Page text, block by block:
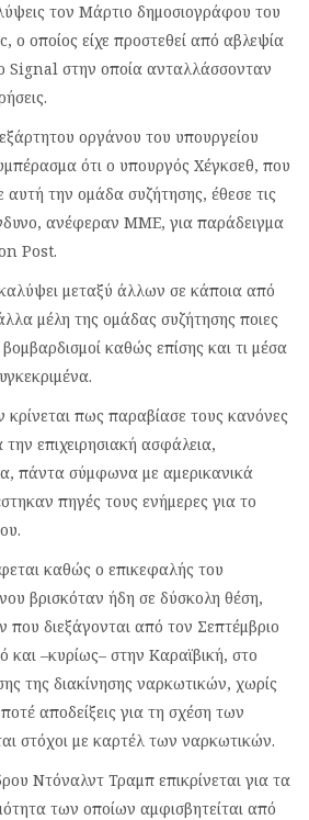
τον Μάρτιο δημοσιογράφου του
ο οποίος είχε προστεθεί από αβλεψία
Signal στην οποία ανταλλάσσονταν
οργάνου του υπουργείου
ότι ο υπουργός Χέγκσεθ, που
την ομάδα συζήτησης, έθεσε τις
ανέφεραν ΜΜΕ, για παράδειγμα
Post.
μεταξύ άλλων σε κάποια από
μέλη της ομάδας συζήτησης ποιες
καθώς επίσης και τι μέσα
πως παραβίασε τους κανόνες
επιχειρησιακή ασφάλεια,
πάντα σύμφωνα με αμερικανικά
πηγές τους ενήμερες για το
καθώς ο επικεφαλής του
βρισκόταν ήδη σε δύσκολη θέση,
που διεξάγονται από τον Σεπτέμβριο
και –κυρίως– στην Καραϊβική, στο
της διακίνησης ναρκωτικών, χωρίς
αποδείξεις για τη σχέση των
στόχοι με καρτέλ των ναρκωτικών.
Ντόναλντ Τραμπ επικρίνεται για τα
των οποίων αμφισβητείται από